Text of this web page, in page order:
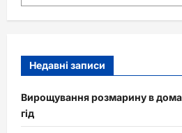
Недавні записи
Вирощування розмарину в
гід